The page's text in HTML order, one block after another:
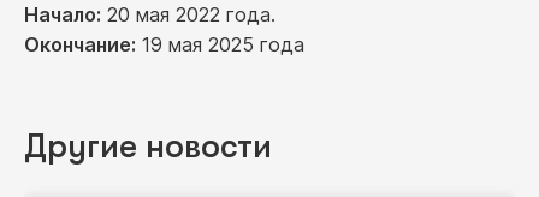
Начало: 20 мая 2022 года.
Окончание: 19 мая 2025 года
Другие новости